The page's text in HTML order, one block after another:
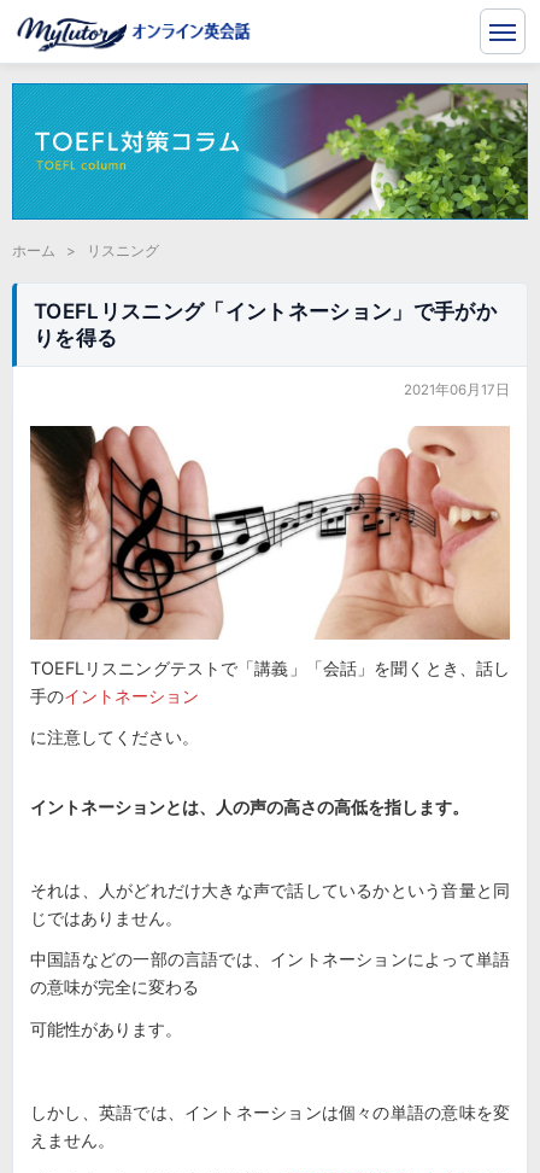
ホーム > リスニング
TOEFLリスニング「イントネーション」で手がか
りを得る
2021年06月17日
TOEFLリスニングテストで「講義」「会話」を聞くとき、話し
手のイントネーション
に注意してください。
イントネーションとは、人の声の高さの高低を指します。
それは、人がどれだけ大きな声で話しているかという音量と同
じではありません。
中国語などの一部の言語では、イントネーションによって単語
の意味が完全に変わる
可能性があります。
しかし、英語では、イントネーションは個々の単語の意味を変
えません。